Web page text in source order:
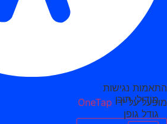
התאמות נגישות
מופעל על ידי OneTap מודולי תוכן
גודל גופן